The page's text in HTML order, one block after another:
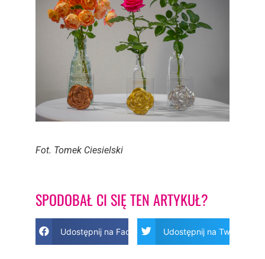
Fot. Tomek Ciesielski
SPODOBAŁ CI SIĘ TEN ARTYKUŁ?
Udostępnij na Facebook Udostępnij na Twitter